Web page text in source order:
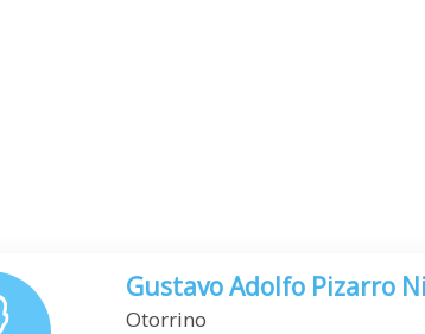
Gustavo Adolfo Pizarro
Otorrino